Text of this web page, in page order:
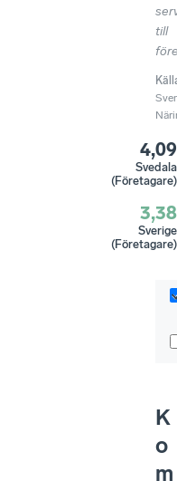
till
4,09
Svedala
(Företagare)
3,38
Sverige
(Företagare)
K
o
m